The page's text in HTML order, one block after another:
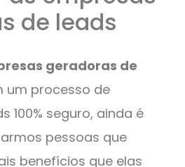
de leads
geradoras de
um processo de
100% seguro, ainda é
pessoas que
benefícios que elas